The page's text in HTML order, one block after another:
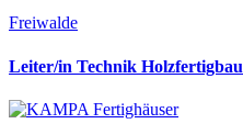
Freiwalde
Leiter/in Technik Holzfertigbau